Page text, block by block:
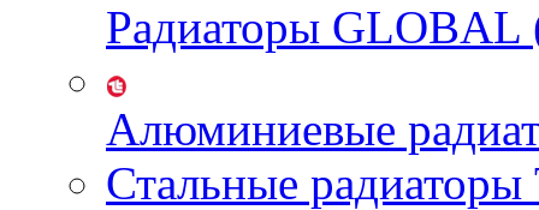
Радиаторы GLOBAL
Алюминиевые
Стальные